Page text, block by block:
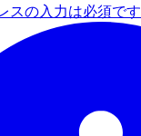
スの入力は必須です